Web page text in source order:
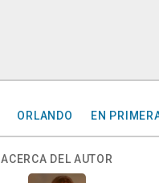
ORLANDO EN
ACERCA DEL AUTOR